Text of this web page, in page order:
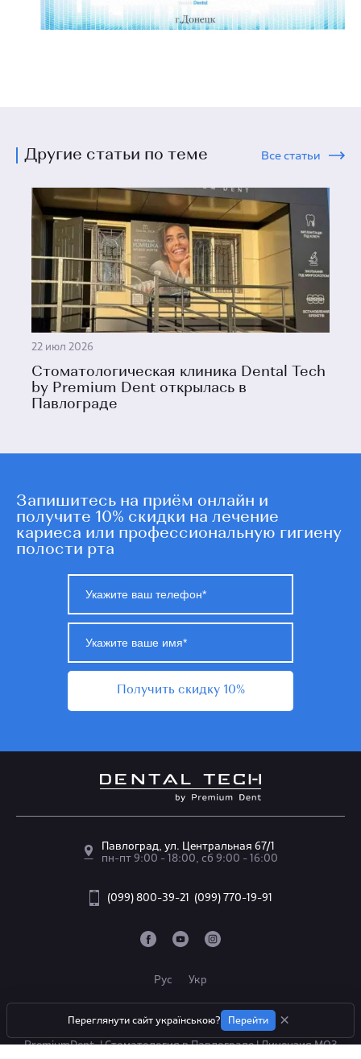
Другие статьи по теме Все статьи
22 июл 2026
Стоматологическая клиника Dental Tech
by Premium Dent открылась в
Павлограде
Запишитесь на приём онлайн и
получите 10% скидки на лечение
кариеса или профессиональную гигиену
полости рта
Получить скидку 10%
Павлоград, ул. Центральная 67/1
пн-пт 9:00 - 18:00, сб 9:00 - 16:00
(099) 800-39-21 (099) 770-19-91
Рус Укр
2012 - 2026 | Стоматологическая клиника DentalTech by
PremiumDent, | Стоматология в Павлограде | Лицензия МОЗ
Переглянути сайт українською? Перейти ×